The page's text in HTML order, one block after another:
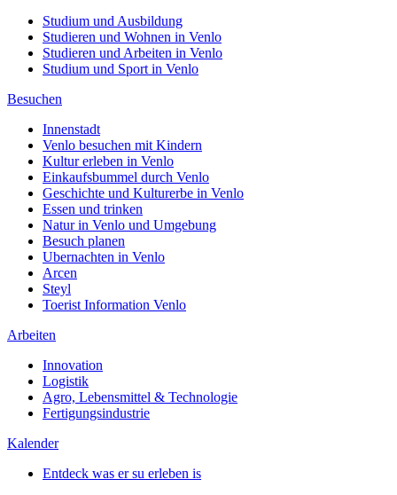
Studium und Ausbildung
Studieren und Wohnen in Venlo
Studieren und Arbeiten in Venlo
Studium und Sport in Venlo
Besuchen
Innenstadt
Venlo besuchen mit Kindern
Kultur erleben in Venlo
Einkaufsbummel durch Venlo
Geschichte und Kulturerbe in Venlo
Essen und trinken
Natur in Venlo und Umgebung
Besuch planen
Ubernachten in Venlo
Arcen
Steyl
Toerist Information Venlo
Arbeiten
Innovation
Logistik
Agro, Lebensmittel & Technologie
Fertigungsindustrie
Kalender
Entdeck was er su erleben is